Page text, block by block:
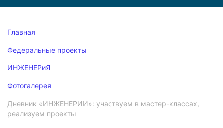
Главная
Федеральные проекты
ИНЖЕНЕРиЯ
Фотогалерея
Дневник «ИНЖЕНЕРИИ»: участвуем в мастер-классах,
реализуем проекты